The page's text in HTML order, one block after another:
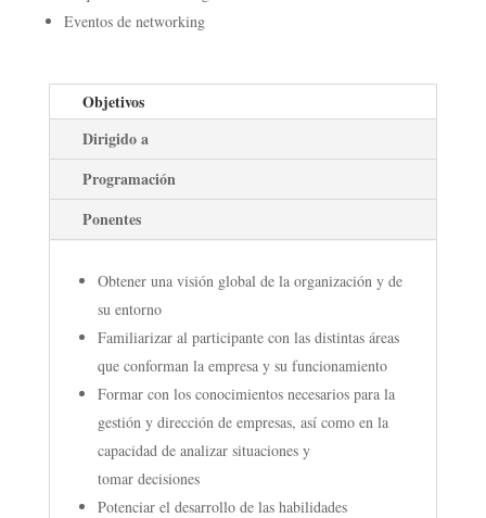
Eventos de networking
Objetivos
Dirigido a
Programación
Ponentes
Obtener una visión global de la organización y de
su entorno
Familiarizar al participante con las distintas áreas
que conforman la empresa y su funcionamiento
Formar con los conocimientos necesarios para la
gestión y dirección de empresas, así como en la
capacidad de analizar situaciones y
tomar decisiones
Potenciar el desarrollo de las habilidades